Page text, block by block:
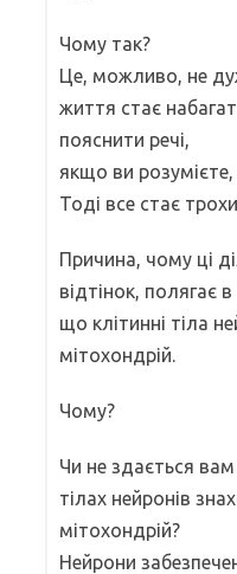
Чому так?
Це, можливо, не
життя стає
пояснити речі,
якщо ви
Тоді все стає
Причина, чому ці
відтінок, полягає
що клітинні тіла
мітохондрій.
Чому?
Чи не здається
тілах нейронів
мітохондрій?
Нейрони